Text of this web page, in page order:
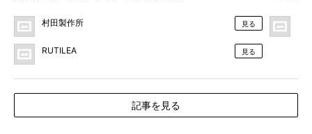
村田製作所 見る
RUTILEA 見る
記事を見る